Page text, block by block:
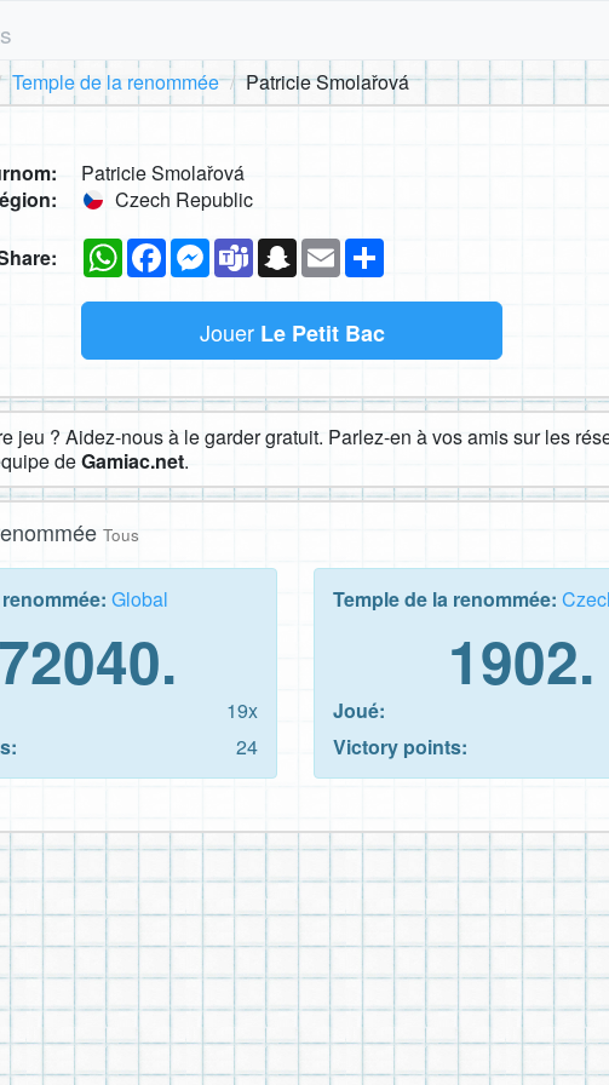
Temple de la renommée Patricie Smolařová
Patricie Smolařová
Czech Republic
WhatsAppFacebookMessenger
TeamsSnapchat
Email
Jouer Le Petit Bac
jeu ? Aidez-nous à le garder gratuit. Parlez-en à vos amis sur les
deGamiac.net.
Tous
Global
19x
24
Temple de la renommée:
1902.
Joué:
Victory points: